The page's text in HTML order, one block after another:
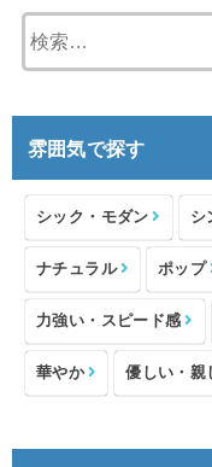
雰囲気で探す
シック・モダン シ
ナチュラル ポップ
力強い・スピード感
華やか 優しい・親